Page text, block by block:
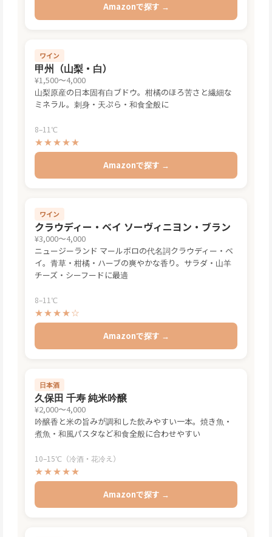
Amazonで探す →
ワイン
甲州（山梨・白）
¥1,500〜4,000
山梨原産の日本固有白ブドウ。柑橘のほろ苦さと繊細な
ミネラル。刺身・天ぷら・和食全般に
8–11℃
★★★★★
Amazonで探す →
ワイン
クラウディー・ベイ ソーヴィニヨン・ブラン
¥3,000〜4,000
ニュージーランド マールボロの代名詞クラウディー・ベ
イ。青草・柑橘・ハーブの爽やかな香り。サラダ・山羊
チーズ・シーフードに最適
8–11℃
★★★★☆
Amazonで探す →
日本酒
久保田 千寿 純米吟醸
¥2,000〜4,000
吟醸香と米の旨みが調和した飲みやすい一本。焼き魚・
煮魚・和風パスタなど和食全般に合わせやすい
10–15℃（冷酒・花冷え）
★★★★★
Amazonで探す →